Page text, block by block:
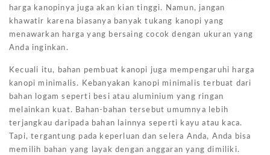
harga kanopinya juga akan kian tinggi. Namun, jangan
khawatir karena biasanya banyak tukang kanopi yang
menawarkan harga yang bersaing cocok dengan ukuran yang
Anda inginkan.
Kecuali itu, bahan pembuat kanopi juga mempengaruhi harga
kanopi minimalis. Kebanyakan kanopi minimalis terbuat dari
bahan logam seperti besi atau aluminium yang ringan
melainkan kuat. Bahan-bahan tersebut umumnya lebih
terjangkau daripada bahan lainnya seperti kayu atau kaca.
Tapi, tergantung pada keperluan dan selera Anda, Anda bisa
memilih bahan yang layak dengan anggaran yang dimiliki.